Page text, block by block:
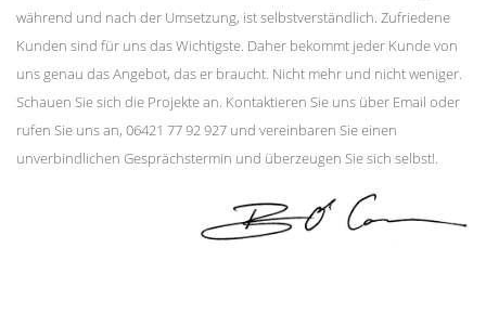
während und nach der Umsetzung, ist selbstverständlich. Zufriedene
Kunden sind für uns das Wichtigste. Daher bekommt jeder Kunde von
uns genau das Angebot, das er braucht. Nicht mehr und nicht weniger.
Schauen Sie sich die Projekte an. Kontaktieren Sie uns über Email oder
rufen Sie uns an, 06421 77 92 927 und vereinbaren Sie einen
unverbindlichen Gesprächstermin und überzeugen Sie sich selbst!.